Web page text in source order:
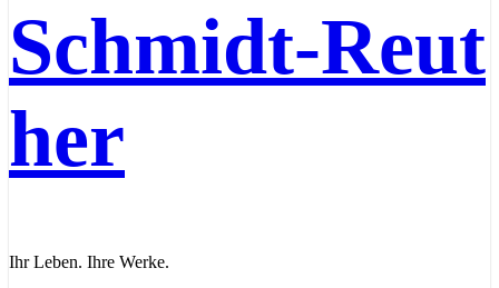
Schmidt‑Reut
her
Ihr Leben. Ihre Werke.